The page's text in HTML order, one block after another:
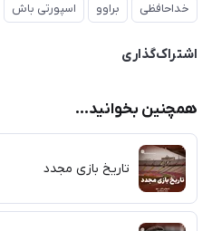
خداحافظی براوو اسپورتی باش
اشتراک‌گذاری
همچنین بخوانید...
تاریخ بازی مجدد